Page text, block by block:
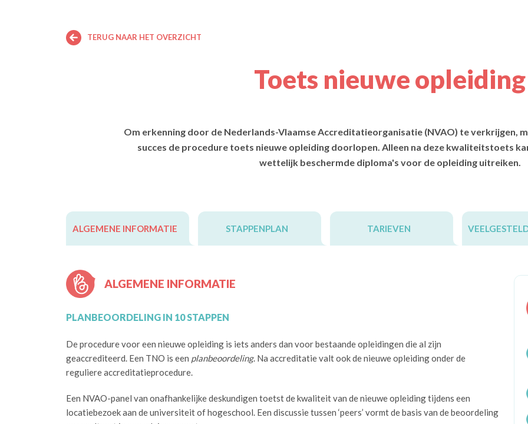
TERUG NAAR HET OVERZICHT
Toets nieuwe opleiding
Om erkenning door de Nederlands-Vlaamse Accreditatieorganisatie (NVAO) te verkrijgen,
succes de procedure toets nieuwe opleiding doorlopen. Alleen na deze kwaliteitstoets
wettelijk beschermde diploma's voor de opleiding uitreiken.
ALGEMENE INFORMATIE STAPPENPLAN TARIEVEN
ALGEMENE INFORMATIE
PLANBEOORDELING IN 10 STAPPEN
De procedure voor een nieuwe opleiding is iets anders dan voor bestaande opleidingen die al zijn
geaccrediteerd. Een TNO is een planbeoordeling. Na accreditatie valt ook de nieuwe opleiding onder de
reguliere accreditatieprocedure.
Een NVAO-panel van onafhankelijke deskundigen toetst de kwaliteit van de nieuwe opleiding tijdens een
locatiebezoek aan de universiteit of hogeschool. Een discussie tussen ‘peers’ vormt de basis van de beoordeling